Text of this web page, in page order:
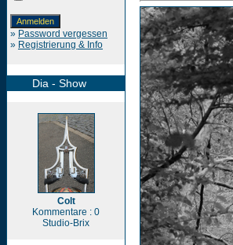
» Password vergessen
» Registrierung & Info
Dia - Show
Colt
Kommentare : 0
Studio-Brix